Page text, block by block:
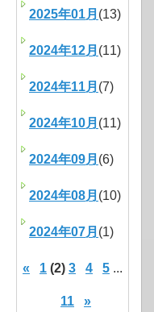
2025年01月 (13)
2024年12月 (11)
2024年11月 (7)
2024年10月 (11)
2024年09月 (6)
2024年08月 (10)
2024年07月 (1)
« 1 (2) 3 4 5 ...
11 »